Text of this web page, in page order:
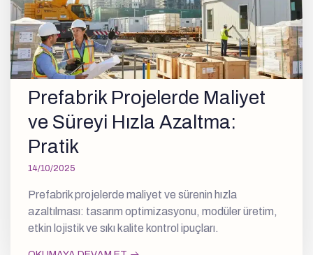
Prefabrik Projelerde Maliyet
ve Süreyi Hızla Azaltma:
Pratik
14/10/2025
Prefabrik projelerde maliyet ve sürenin hızla
azaltılması: tasarım optimizasyonu, modüler üretim,
etkin lojistik ve sıkı kalite kontrol ipuçları.